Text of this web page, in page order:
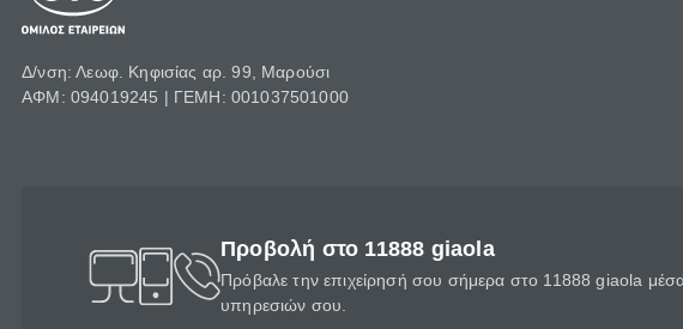
Δ/νση: Λεωφ. Κηφισίας αρ. 99, Μαρούσι
ΑΦΜ: 094019245 | ΓΕΜΗ: 001037501000
Προβολή στο 11888 giaola
Πρόβαλε την επιχείρησή σου σήμερα στο 11888 giaola
υπηρεσιών σου.